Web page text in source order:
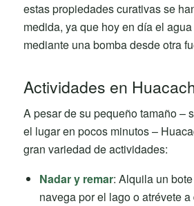
estas propiedades curativas se
medida, ya que hoy en día el
mediante una bomba desde otra
Actividades en
A pesar de su pequeño tamaño –
el lugar en pocos minutos –
gran variedad de actividades:
Nadar y remar: Alquila un
navega por el lago o atrévete